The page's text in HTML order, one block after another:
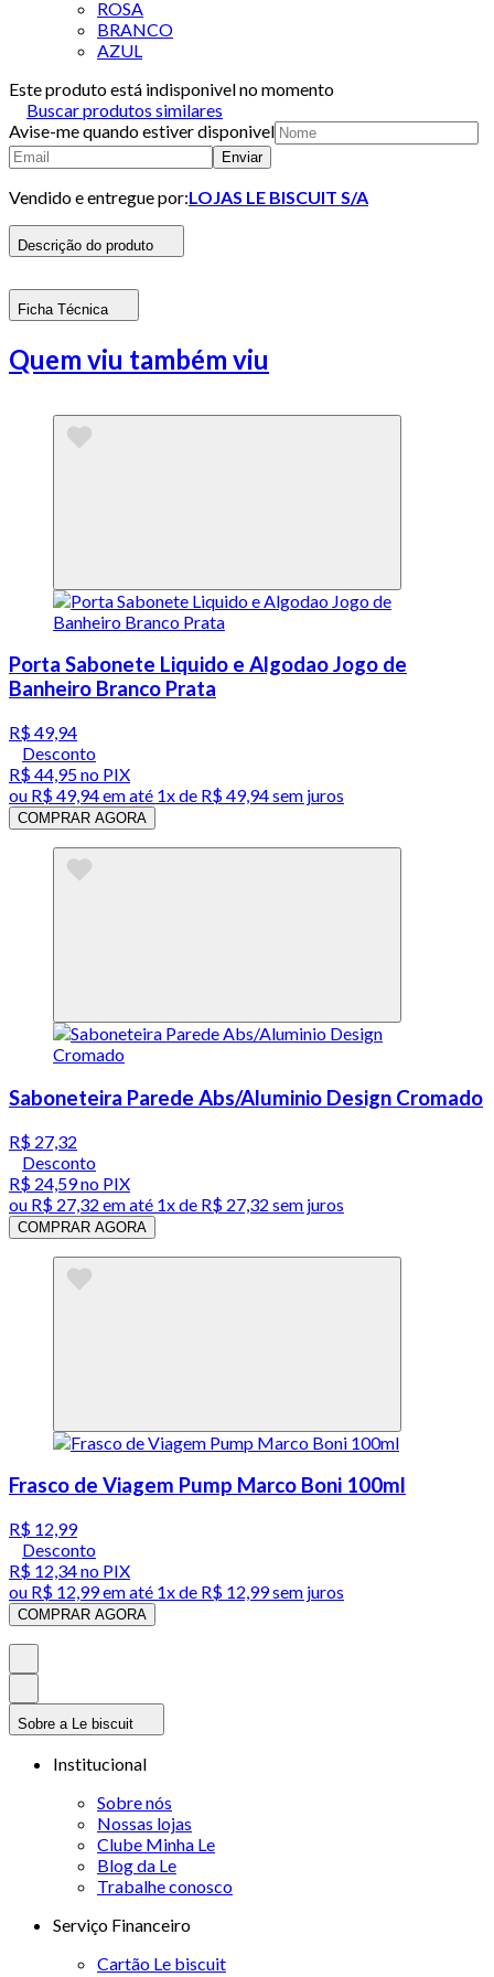
ROSA
BRANCO
AZUL
Este produto está indisponivel no momento
Buscar produtos similares
Avise-me quando estiver disponivel
Enviar
Vendido e entregue por:LOJAS LE BISCUIT S/A
Descrição do produto
Ficha Técnica
Quem viu também viu
Porta Sabonete Liquido e Algodao Jogo de
Banheiro Branco Prata
R$ 49,94
Desconto
R$ 44,95no PIX
ou R$ 49,94em até 1x de R$ 49,94sem juros
COMPRAR AGORA
Saboneteira Parede Abs/Aluminio Design Cromado
R$ 27,32
Desconto
R$ 24,59no PIX
ou R$ 27,32 em até 1x de R$ 27,32 sem juros
COMPRAR AGORA
Frasco de Viagem Pump Marco Boni 100ml
R$ 12,99
Desconto
R$ 12,34no PIX
ou R$ 12,99em até 1x de R$ 12,99sem juros
COMPRAR AGORA
Sobre a Le biscuit
Institucional
Sobre nós
Nossas lojas
Clube Minha Le
Blog da Le
Trabalhe conosco
Serviço Financeiro
Cartão Le biscuit